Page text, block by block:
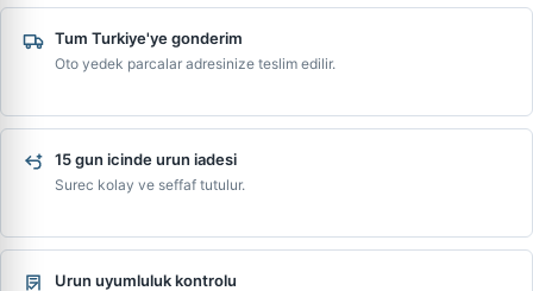
Tum Turkiye'ye gonderim
Oto yedek parcalar adresinize teslim edilir.
15 gun icinde urun iadesi
Surec kolay ve seffaf tutulur.
Urun uyumluluk kontrolu